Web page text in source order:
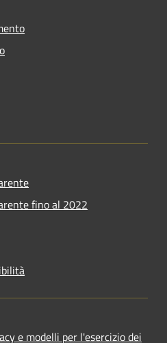
fino al 2022
e modelli per l'esercizio dei